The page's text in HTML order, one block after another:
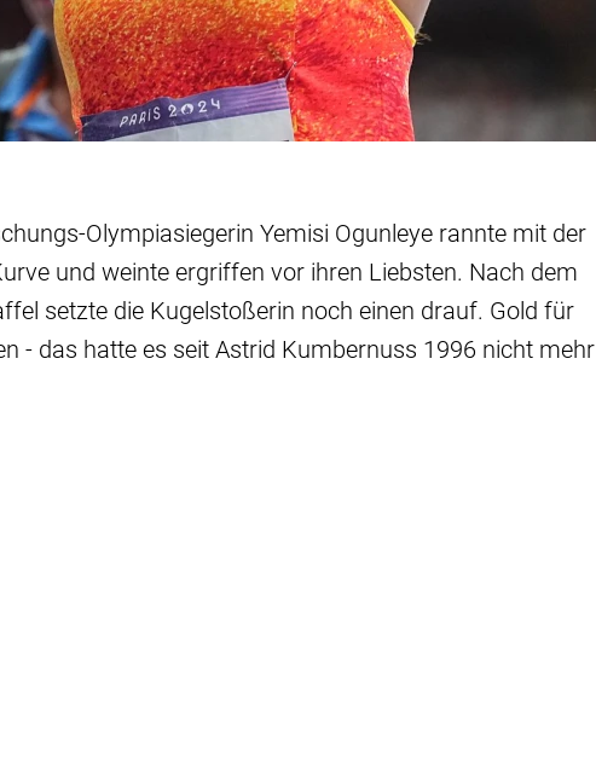
Olympiasiegerin Yemisi Ogunleye rannte mit der
und weinte ergriffen vor ihren Liebsten. Nach dem
setzte die Kugelstoßerin noch einen drauf. Gold für
- das hatte es seit Astrid Kumbernuss 1996 nicht mehr